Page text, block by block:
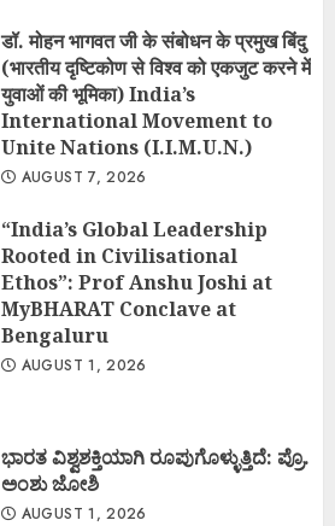
डॉ. मोहन भागवत जी के संबोधन के प्रमुख बिंदु
(भारतीय दृष्टिकोण से विश्व को एकजुट करने में
युवाओं की भूमिका) India’s
International Movement to
Unite Nations (I.I.M.U.N.)
AUGUST 7, 2026
“India’s Global Leadership
Rooted in Civilisational
Ethos”: Prof Anshu Joshi at
MyBHARAT Conclave at
Bengaluru
AUGUST 1, 2026
ಭಾರತ ವಿಶ್ವಶಕ್ತಿಯಾಗಿ ರೂಪುಗೊಳ್ಳುತ್ತಿದೆ: ಪ್ರೊ.
ಅಂಶು ಜೋಶಿ
AUGUST 1, 2026